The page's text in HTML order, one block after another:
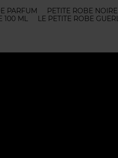
PARFUM PETITE ROBE
100 ML LE PETITE ROBE